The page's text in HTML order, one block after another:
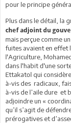
pour le principe
Plus dans le détail, la
chef adjoint du
mais perçue comme
fuites avaient en effet
l'Agriculture,
dans l'habit d'une
Ettakatol qui
à-vis des radicaux,
à-vis de l’aile dure et
adjoindre un «
qu’il s’agit de
prérogatives et